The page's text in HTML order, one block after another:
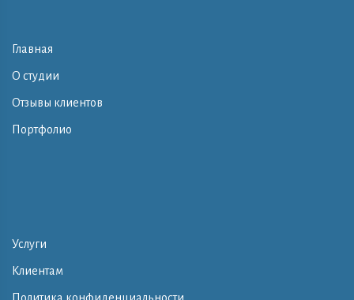
Главная
О студии
Отзывы клиентов
Портфолио
Услуги
Клиентам